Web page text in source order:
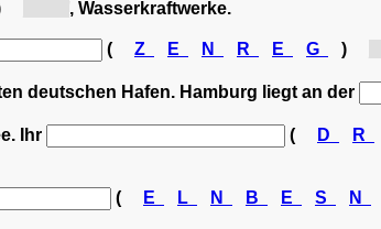
, Wasserkraftwerke.
( Z E N R E G )
deutschen Hafen. Hamburg liegt an der
Ihr ( D R
( E L N B E S N